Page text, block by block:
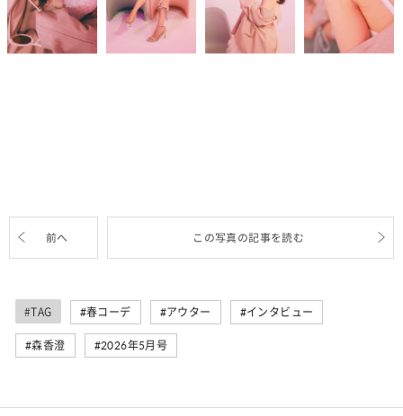
前へ この写真の記事を読む
#TAG 春コーデ アウター インタビュー
森香澄 2026年5月号